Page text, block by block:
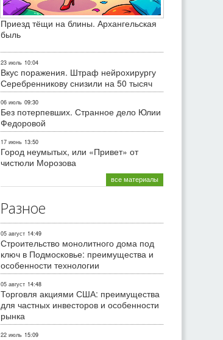
Приезд тёщи на блины. Архангельская
быль
23 июль 10:04
Вкус поражения. Штраф нейрохирургу
Серебренникову снизили на 50 тысяч
06 июль 09:30
Без потерпевших. Странное дело Юлии
Федоровой
17 июнь 13:50
Город неумытых, или «Привет» от
чистюли Морозова
все материалы
Разное
05 август 14:49
Строительство монолитного дома под
ключ в Подмосковье: преимущества и
особенности технологии
05 август 14:48
Торговля акциями США: преимущества
для частных инвесторов и особенности
рынка
22 июль 15:09